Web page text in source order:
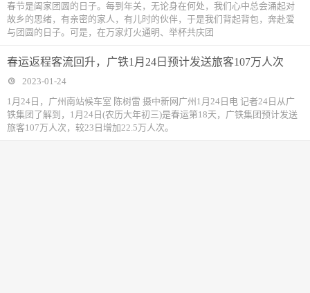
春节是阖家团圆的日子。每到年关，无论身在何处，我们心中总会涌起对
故乡的思绪，有亲密的家人，有儿时的伙伴，于是我们背起背包，奔赴爱
与团圆的日子。可是，在万家灯火通明、举杯共庆团
春运返程客流回升，广铁1月24日预计发送旅客107万人次
2023-01-24
1月24日，广州南站候车室 陈树雷 摄中新网广州1月24日电 记者24日从广
铁集团了解到，1月24日(农历大年初三)是春运第18天，广铁集团预计发送
旅客107万人次，较23日增加22.5万人次。